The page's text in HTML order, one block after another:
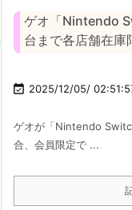
ゲオ「Nintendo
台まで各店舗在庫
 2025/12/05/
ゲオが「Nintendo
合、会員限定で ...